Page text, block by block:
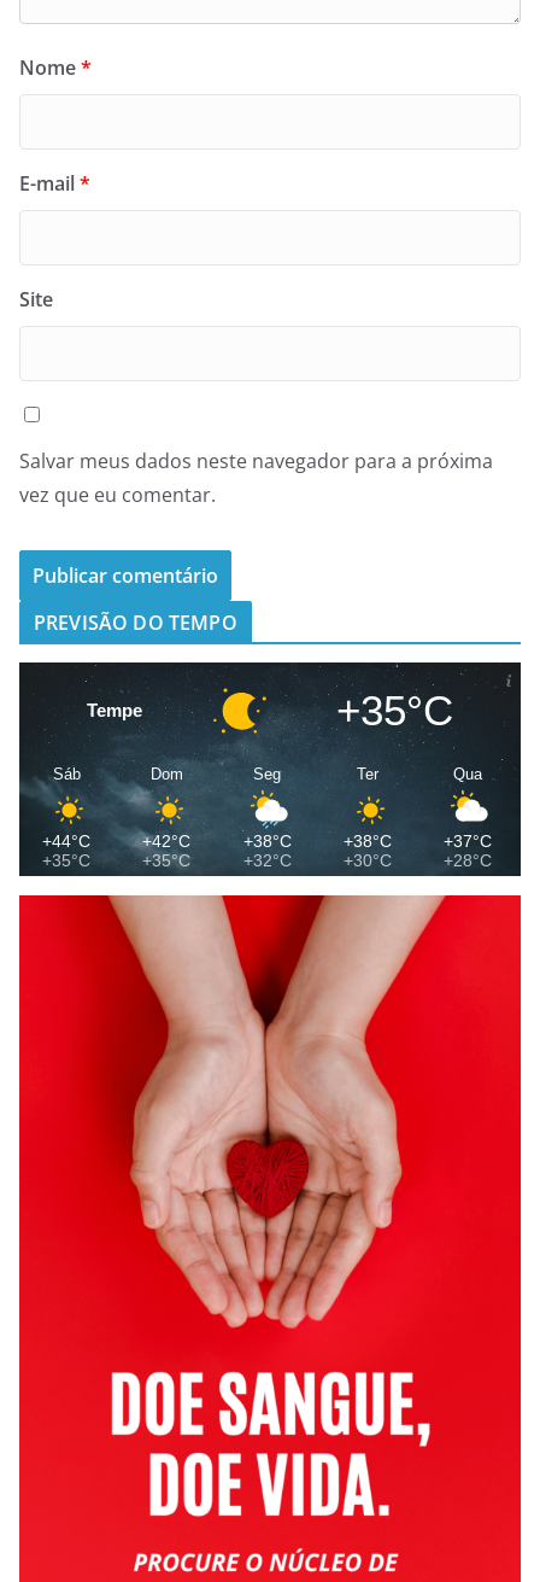
Nome*
E-mail*
Site
Salvar meus dados neste navegador para a próxima
vez que eu comentar.
PREVISÃO DO TEMPO
Tempe +35°C
Sáb
+44°C
+35°C
Dom
+42°C
+35°C
Seg
+38°C
+32°C
Ter
+38°C
+30°C
Qua
+37°C
+28°C